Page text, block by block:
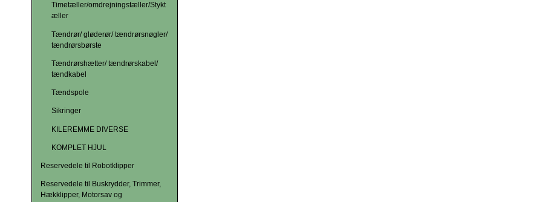
Timetæller/omdrejningstæller/Stykt
æller
Tændrør/ gløderør/ tændrørsnøgler/
tændrørsbørste
Tændrørshætter/ tændrørskabel/
tændkabel
Tændspole
Sikringer
KILEREMME DIVERSE
KOMPLET HJUL
Reservedele til Robotklipper
Reservedele til Buskrydder, Trimmer,
Hækklipper, Motorsav og